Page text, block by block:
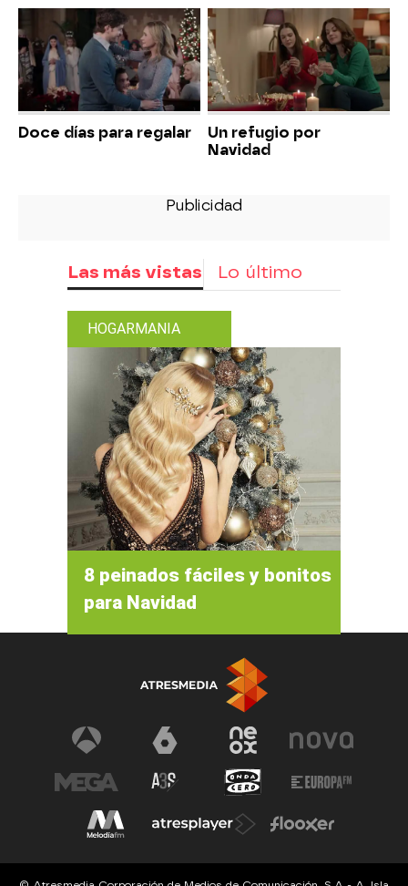
Doce días para regalar
Un refugio por
Navidad
Las más vistas Lo último
HOGARMANIA
8 peinados fáciles y bonitos
para Navidad